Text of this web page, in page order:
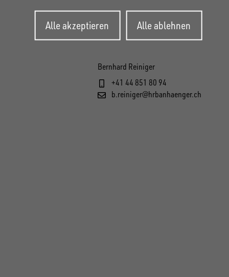
Bernhard Reiniger
+41 44 851 80 94
b.reiniger@hrbanhaenger.ch
Alle akzeptieren
zurückziehen
Alle ablehnen